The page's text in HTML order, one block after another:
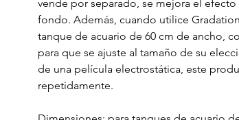
vende por separado, se mejora el
fondo. Además, cuando utilice
tanque de acuario de 60 cm de ancho,
para que se ajuste al tamaño de su
de una película electrostática, este
repetidamente.